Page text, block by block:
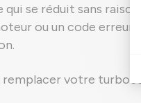
qui se réduit sans
ou un code erreur
remplacer votre